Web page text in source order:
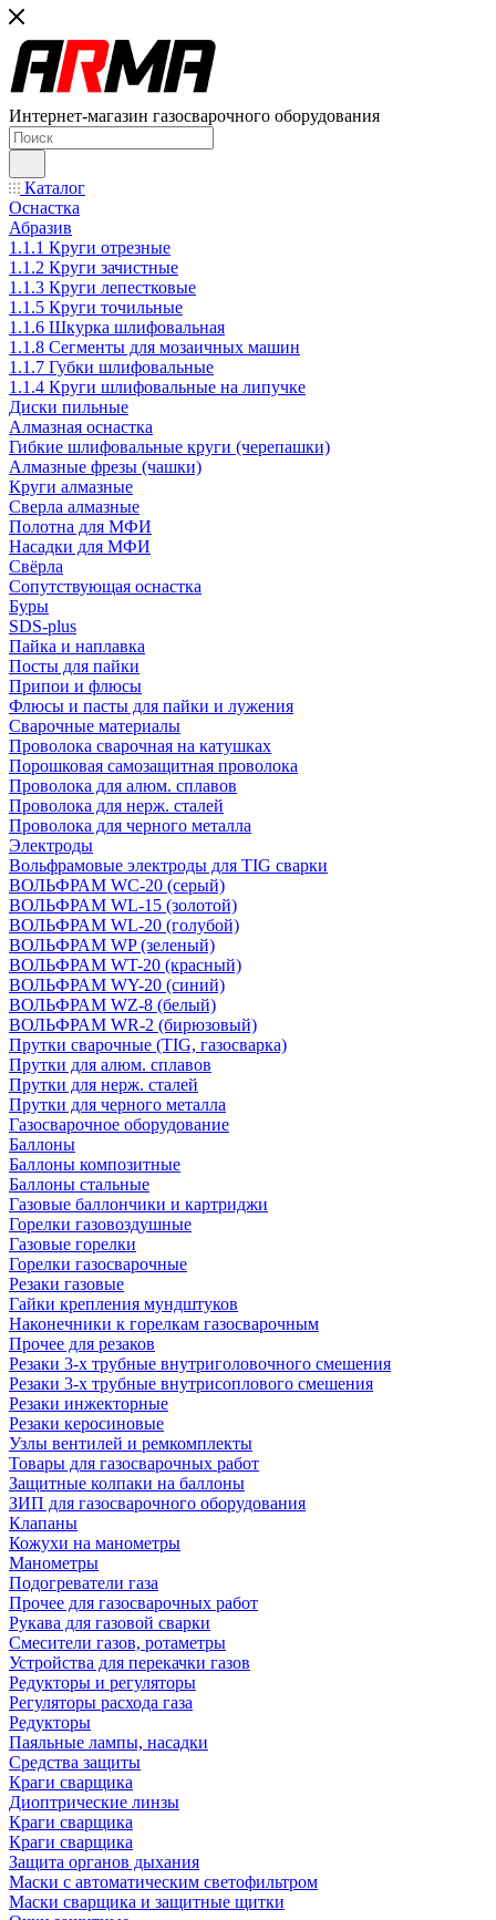
Интернет-магазин газосварочного оборудования
Каталог
Оснастка
Абразив
1.1.1 Круги отрезные
1.1.2 Круги зачистные
1.1.3 Круги лепестковые
1.1.5 Круги точильные
1.1.6 Шкурка шлифовальная
1.1.8 Сегменты для мозаичных машин
1.1.7 Губки шлифовальные
1.1.4 Круги шлифовальные на липучке
Диски пильные
Алмазная оснастка
Гибкие шлифовальные круги (черепашки)
Алмазные фрезы (чашки)
Круги алмазные
Сверла алмазные
Полотна для МФИ
Насадки для МФИ
Свёрла
Сопутствующая оснастка
Буры
SDS-plus
Пайка и наплавка
Посты для пайки
Припои и флюсы
Флюсы и пасты для пайки и лужения
Сварочные материалы
Проволока сварочная на катушках
Порошковая самозащитная проволока
Проволока для алюм. сплавов
Проволока для нерж. сталей
Проволока для черного металла
Электроды
Вольфрамовые электроды для TIG сварки
ВОЛЬФРАМ WC-20 (серый)
ВОЛЬФРАМ WL-15 (золотой)
ВОЛЬФРАМ WL-20 (голубой)
ВОЛЬФРАМ WP (зеленый)
ВОЛЬФРАМ WT-20 (красный)
ВОЛЬФРАМ WY-20 (синий)
ВОЛЬФРАМ WZ-8 (белый)
ВОЛЬФРАМ WR-2 (бирюзовый)
Прутки сварочные (TIG, газосварка)
Прутки для алюм. сплавов
Прутки для нерж. сталей
Прутки для черного металла
Газосварочное оборудование
Баллоны
Баллоны композитные
Баллоны стальные
Газовые баллончики и картриджи
Горелки газовоздушные
Газовые горелки
Горелки газосварочные
Резаки газовые
Гайки крепления мундштуков
Наконечники к горелкам газосварочным
Прочее для резаков
Резаки 3-х трубные внутриголовочного смешения
Резаки 3-х трубные внутрисоплового смешения
Резаки инжекторные
Резаки керосиновые
Узлы вентилей и ремкомплекты
Товары для газосварочных работ
Защитные колпаки на баллоны
ЗИП для газосварочного оборудования
Клапаны
Кожухи на манометры
Манометры
Подогреватели газа
Прочее для газосварочных работ
Рукава для газовой сварки
Смесители газов, ротаметры
Устройства для перекачки газов
Редукторы и регуляторы
Регуляторы расхода газа
Редукторы
Паяльные лампы, насадки
Средства защиты
Краги сварщика
Диоптрические линзы
Краги сварщика
Краги сварщика
Защита органов дыхания
Маски с автоматическим светофильтром
Маски сварщика и защитные щитки